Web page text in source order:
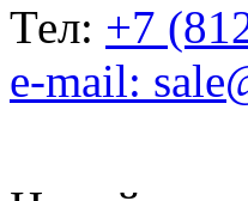
Тел: +7
e-mail: